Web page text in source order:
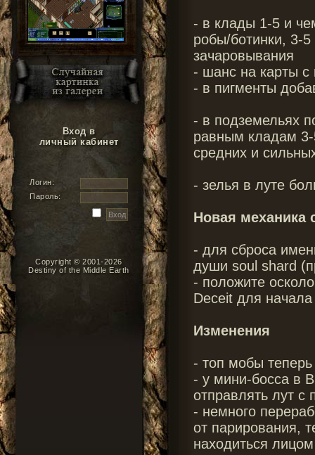
Вход в
личный кабинет
Логин:
Пароль:
Copyright © 2001-2026
Destiny of the Middle Earth
- в клады 1-5 и
робы/ботинки, 3-
зачаровывания
- шанс на карты
- в пигменты
- в подземельях
равным кладам 3-
средних и
- зелья в луте
Новая механика
- для сброса
души soul shard
- положите
Deceit для
Изменения
- топ мобы теперь
- у мини-босса в
отправлять лут с
- немного
от парирования,
находиться